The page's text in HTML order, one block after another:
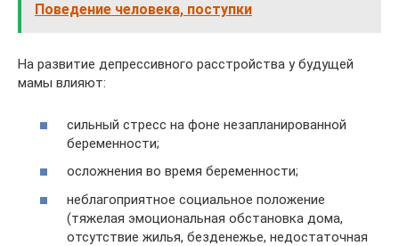
Поведение человека, поступки
На развитие депрессивного расстройства у будущей
мамы влияют:
сильный стресс на фоне незапланированной
беременности;
осложнения во время беременности;
неблагоприятное социальное положение
(тяжелая эмоциональная обстановка дома,
отсутствие жилья, безденежье, недостаточная